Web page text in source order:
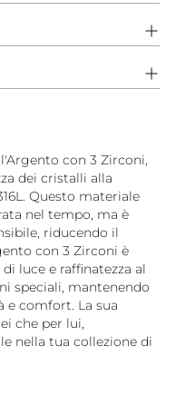
con 3 Zirconi,
dei cristalli alla
Questo materiale
nel tempo, ma è
riducendo il
con 3 Zirconi è
luce e raffinatezza al
speciali, mantenendo
e comfort. La sua
che per lui,
nella tua collezione di